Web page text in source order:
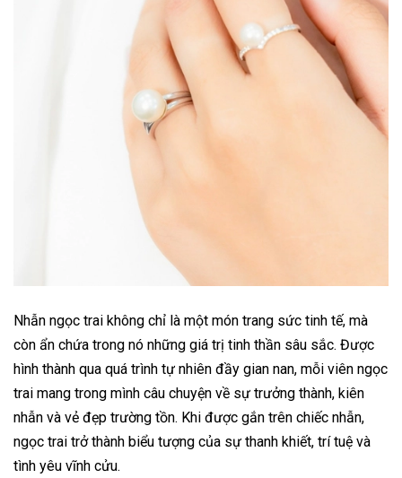
Nhẫn ngọc trai không chỉ là một món trang sức tinh tế, mà
còn ẩn chứa trong nó những giá trị tinh thần sâu sắc. Được
hình thành qua quá trình tự nhiên đầy gian nan, mỗi viên ngọc
trai mang trong mình câu chuyện về sự trưởng thành, kiên
nhẫn và vẻ đẹp trường tồn. Khi được gắn trên chiếc nhẫn,
ngọc trai trở thành biểu tượng của sự thanh khiết, trí tuệ và
tình yêu vĩnh cửu.